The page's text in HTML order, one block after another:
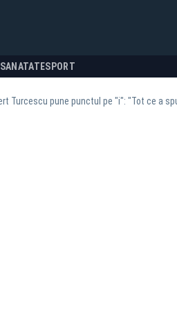
SANATATESPORT
Turcescu pune punctul pe "i": "Tot ce a